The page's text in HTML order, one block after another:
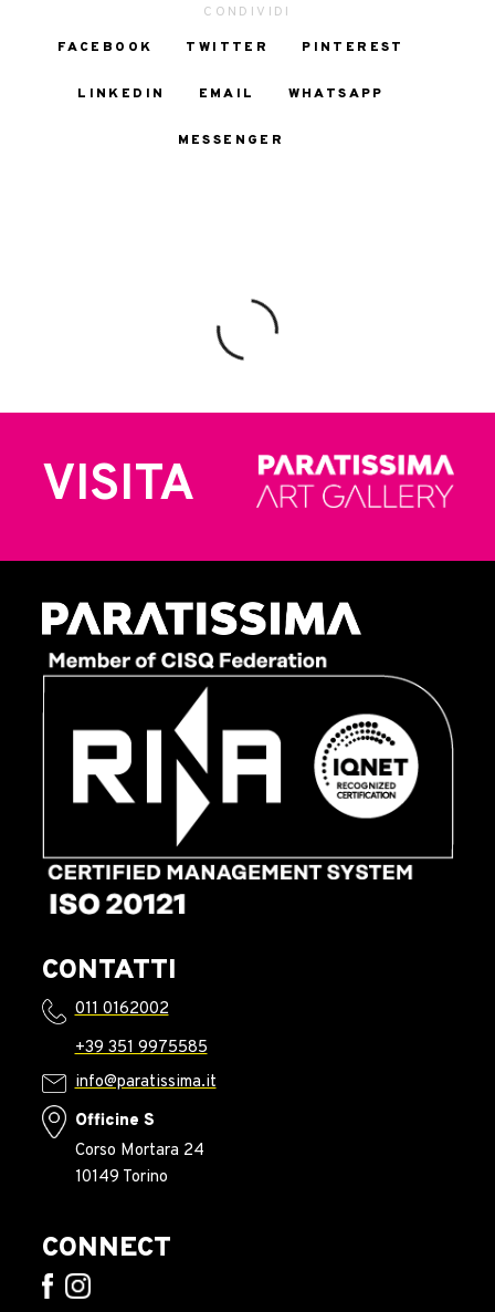
CONDIVIDI
FACEBOOK
TWITTER PINTEREST
LINKEDIN EMAIL WHATSAPP
MESSENGER
VISITA
CONTATTI
011 0162002
+39 351 9975585
info@paratissima.it
Officine S
Corso Mortara 24
10149 Torino
CONNECT